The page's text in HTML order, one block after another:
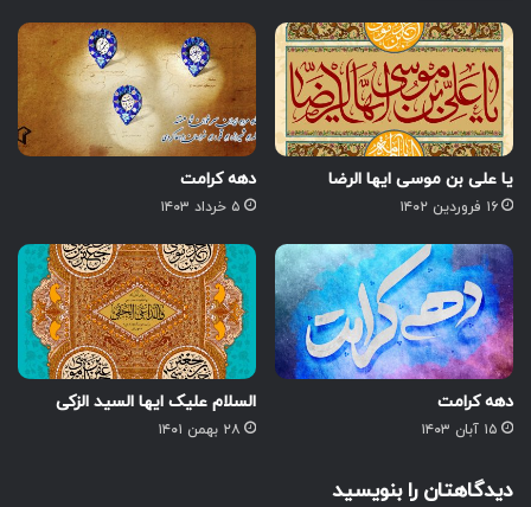
یا علی بن موسی ایها الرضا
۱۶ فروردین ۱۴۰۲
دهه کرامت
۵ خرداد ۱۴۰۳
دهه کرامت
۱۵ آبان ۱۴۰۳
السلام علیک ایها السید الزکی
۲۸ بهمن ۱۴۰۱
دیدگاهتان را بنویسید